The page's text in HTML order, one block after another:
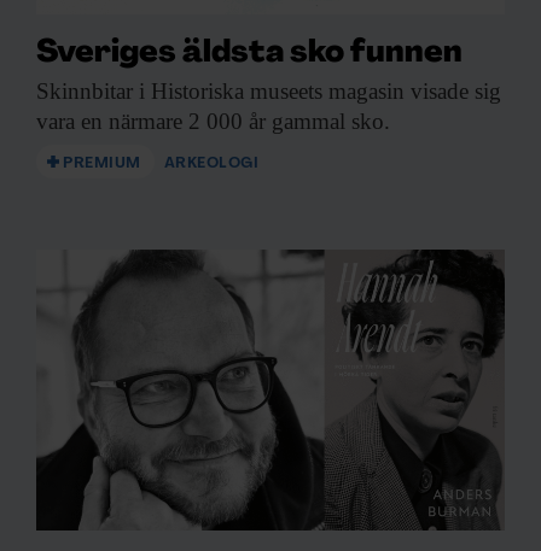
Sveriges äldsta sko funnen
Skinnbitar i Historiska museets magasin visade sig
vara en närmare 2 000 år gammal sko.
PREMIUM ARKEOLOGI